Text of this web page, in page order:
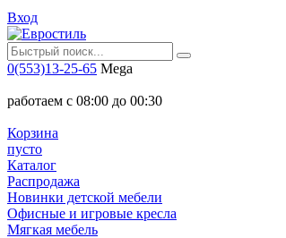
Вход
0(553)13-25-65 Mega
работаем с 08:00 до 00:30
Корзина
пусто
Каталог
Распродажа
Новинки детской мебели
Офисные и игровые кресла
Мягкая мебель